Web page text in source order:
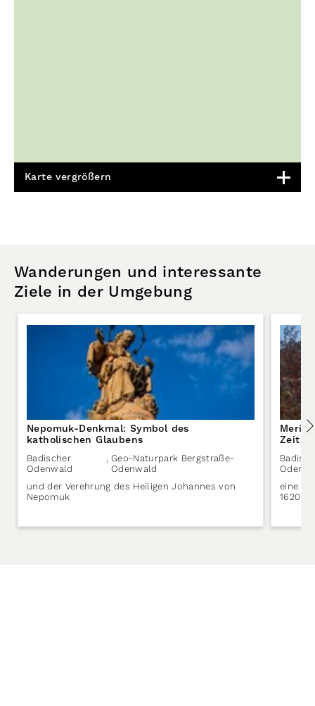
Karte vergrößern
Wanderungen und interessante
Ziele in der Umgebung
Nepomuk-Denkmal: Symbol des
katholischen Glaubens
Badischer
Odenwald
, Geo-Naturpark Bergstraße-
Odenwald
und der Verehrung des Heiligen Johannes von
Nepomuk
Zeit
eine
1620